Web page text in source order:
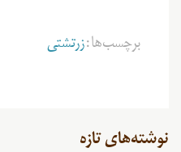
برچسب‌ها:زرتشتی
نوشته‌های تازه